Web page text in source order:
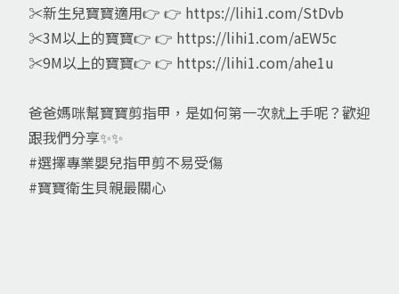
✂新生兒寶寶適用👉 👉 https://lihi1.com/StDvb
✂3M以上的寶寶👉 👉 https://lihi1.com/aEW5c
✂9M以上的寶寶👉 👉 https://lihi1.com/ahe1u
爸爸媽咪幫寶寶剪指甲，是如何第一次就上手呢？歡迎
跟我們分享✨✨
#選擇專業嬰兒指甲剪不易受傷
#寶寶衛生貝親最關心